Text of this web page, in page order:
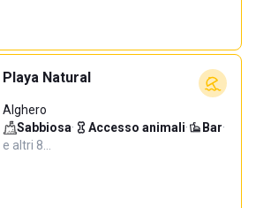
Playa Natural
Alghero
Sabbiosa· Accesso animali· Bar·
e altri 8…